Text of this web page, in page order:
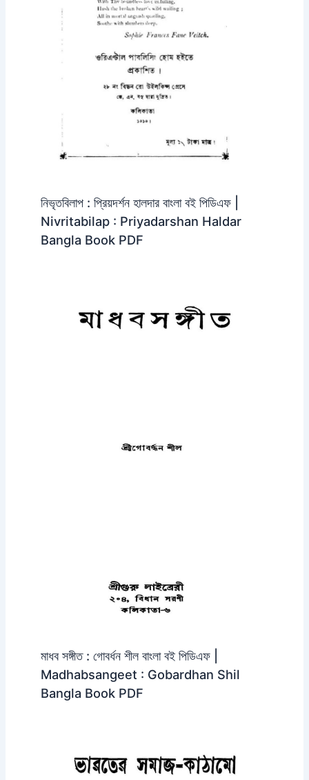
নিভৃতবিলাপ : প্রিয়দর্শন হালদার বাংলা বই পিডিএফ |
Nivritabilap : Priyadarshan Haldar
Bangla Book PDF
মাধব সঙ্গীত : গোবর্ধন শীল বাংলা বই পিডিএফ |
Madhabsangeet : Gobardhan Shil
Bangla Book PDF